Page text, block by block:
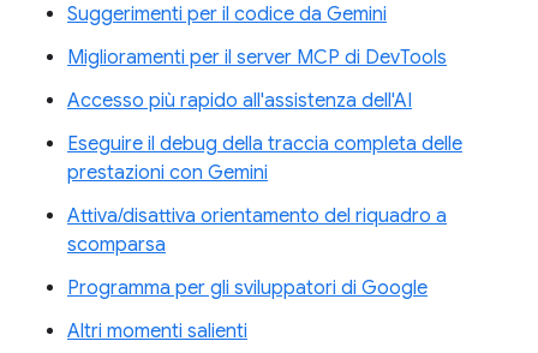
Suggerimenti per il codice da Gemini
Miglioramenti per il server MCP di DevTools
Accesso più rapido all'assistenza dell'AI
Eseguire il debug della traccia completa delle
prestazioni con Gemini
Attiva/disattiva orientamento del riquadro a
scomparsa
Programma per gli sviluppatori di Google
Altri momenti salienti